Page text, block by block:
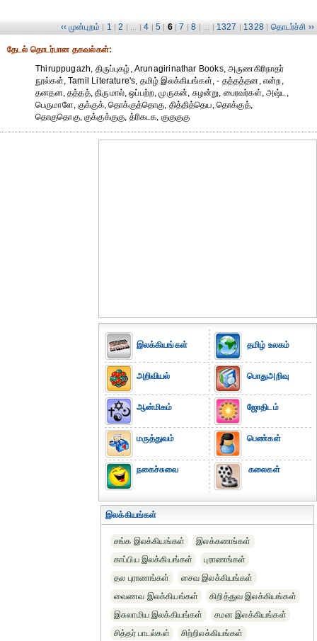
‹‹ முன்புறம் | 1 | 2 | ... | 4 | 5 | 6 | 7 | 8 | ... | 1327 | 1328 | தொடர்ச்சி ››
தேட‌ல் தொட‌ர்பான தகவ‌ல்க‌ள்:
Thiruppugazh, திருப்புகழ், Arunagirinathar Books, அருணகிரிநாதர்
நூல்கள், Tamil Literature's, தமிழ் இலக்கியங்கள், - தத்தத்தன, என்ற,
தனதன, தத்தத், திருமால், ஒப்பற்ற, முருகன், சுழன்று, பைரவர்கள், அஷ்ட,
பெருமாளே, குக்குக், தொக்குத்தொகு, தித்தித்தெய, தொக்குத்,
தொகுதொகு, குக்குக்குகு, த்ரிகடக, குகுகுகு
இலக்கியங்கள்
அறிவியல்
ஆன்மிகம்
மருத்துவம்
நகைச்சுவை
தமிழ் உலகம்
பொதுஅறிவு
ஜோதிடம்
பெண்கள்
கலைகள்
இலக்கியங்கள்
சங்க இலக்கியங்கள்
இலக்கணங்கள்
காப்பிய இலக்கியங்கள்
புராணங்கள்
தல புராணங்கள்
சைவ இலக்கியங்கள்
வைணவ இலக்கியங்கள்
கிறித்துவ இலக்கியங்கள்
இசுலாமிய இலக்கியங்கள்
சமன இலக்கியங்கள்
சித்தர் பாடல்கள்
சிற்றிலக்கியங்கள்